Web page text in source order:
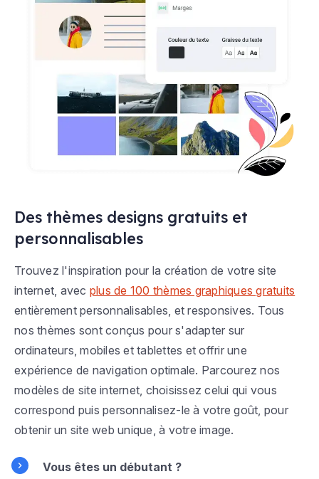
Des thèmes designs gratuits et
personnalisables
Trouvez l'inspiration pour la création de votre site
internet, avec plus de 100 thèmes graphiques gratuits
entièrement personnalisables, et responsives. Tous
nos thèmes sont conçus pour s'adapter sur
ordinateurs, mobiles et tablettes et offrir une
expérience de navigation optimale. Parcourez nos
modèles de site internet, choisissez celui qui vous
correspond puis personnalisez-le à votre goût, pour
obtenir un site web unique, à votre image.
Vous êtes un débutant ?